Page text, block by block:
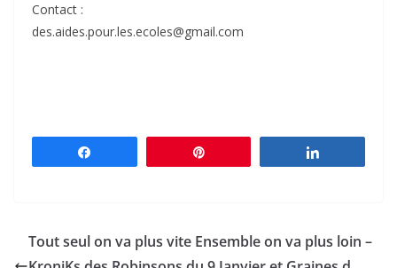
Contact :
des.aides.pour.les.ecoles@gmail.com
Tout seul on va plus vite Ensemble on va plus loin –